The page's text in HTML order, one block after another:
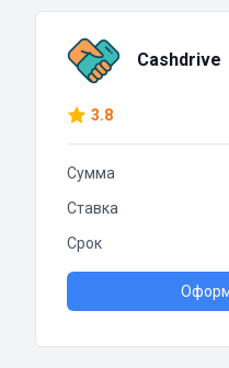
Cashdrive
3.8
Сумма
Ставка
Срок